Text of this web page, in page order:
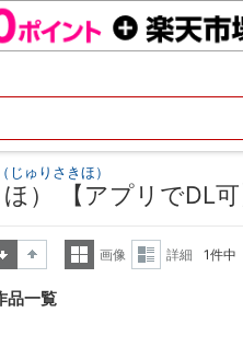
じゅりさきほ）
） 【アプリでDL可
画像
詳細 1件中
品一覧